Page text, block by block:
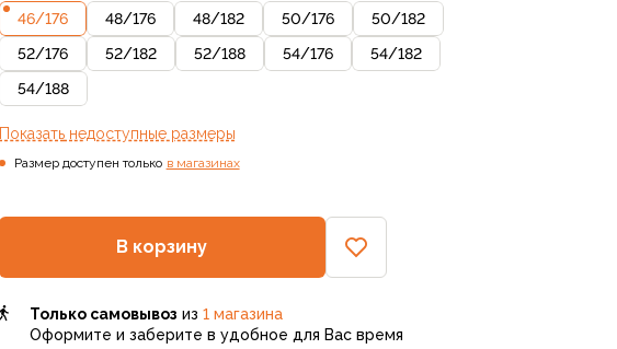
46/176 48/176 48/182 50/176 50/182
52/176 52/182 52/188 54/176 54/182
54/188
Показатьнедоступные размеры
Размер доступен только в магазинах
В корзину
Только самовывоз из 1 магазина
Оформите и заберите в удобное для Вас время